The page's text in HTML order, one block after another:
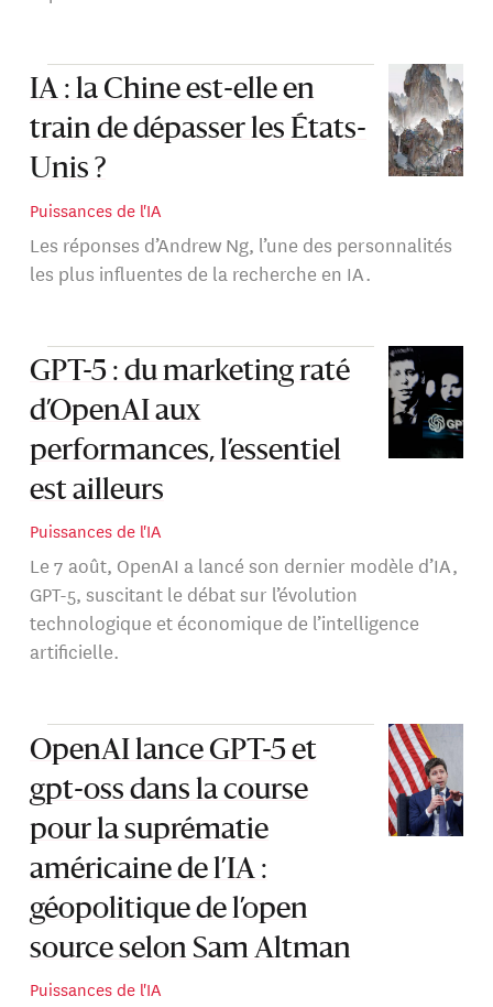
IA : la Chine est-elle en
train de dépasser les États-
Unis ?
Puissances de l'IA
Les réponses d’Andrew Ng, l’une des personnalités
les plus influentes de la recherche en IA.
GPT-5 : du marketing raté
d’OpenAI aux
performances, l’essentiel
est ailleurs
Puissances de l'IA
Le 7 août, OpenAI a lancé son dernier modèle d’IA,
GPT-5, suscitant le débat sur l’évolution
technologique et économique de l’intelligence
artificielle.
OpenAI lance GPT-5 et
gpt-oss dans la course
pour la suprématie
américaine de l’IA :
géopolitique de l’open
source selon Sam Altman
Puissances de l'IA